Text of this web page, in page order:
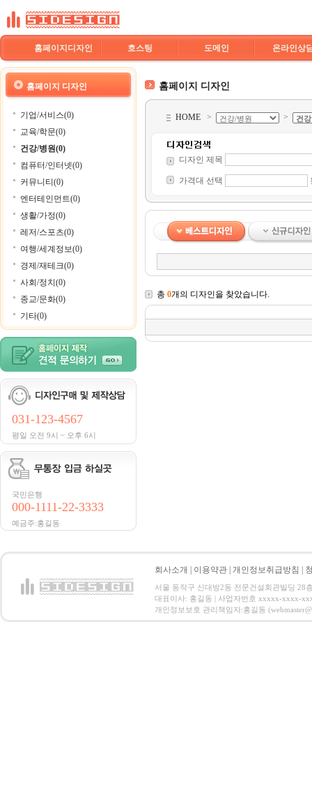
홈페이지디자인 호스팅 도메인 온라인상
홈페이지 디자인
기업/서비스(0)
교육/학문(0)
건강/병원(0)
컴퓨터/인터넷(0)
커뮤니티(0)
엔터테인먼트(0)
생활/가정(0)
레저/스포츠(0)
여행/세계정보(0)
경제/재테크(0)
사회/정치(0)
종교/문화(0)
기타(0)
031-123-4567
평일 오전 9시 ~ 오후 6시
국민은행
000-1111-22-3333
예금주:홍길동
홈페이지 디자인
HOME > >
디자인 제목
가격대 선택
총 0개의 디자인을 찾았습니다.
회사소개 이용약관 개인정보취급방침
서울 동작구 신대방2동 전문건설회관빌딩 28
대표이사: 홍길동 | 사업자번호 xxxxx-xxxx-
개인정보보호 관리책임자:홍길동